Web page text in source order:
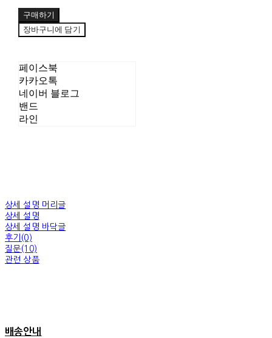
구매하기
장바구니에 담기
페이스북
카카오톡
네이버 블로그
밴드
라인
상세 설명 머리글
상세 설명
상세 설명 바닥글
후기(0)
질문(10)
관련 상품
배송안내